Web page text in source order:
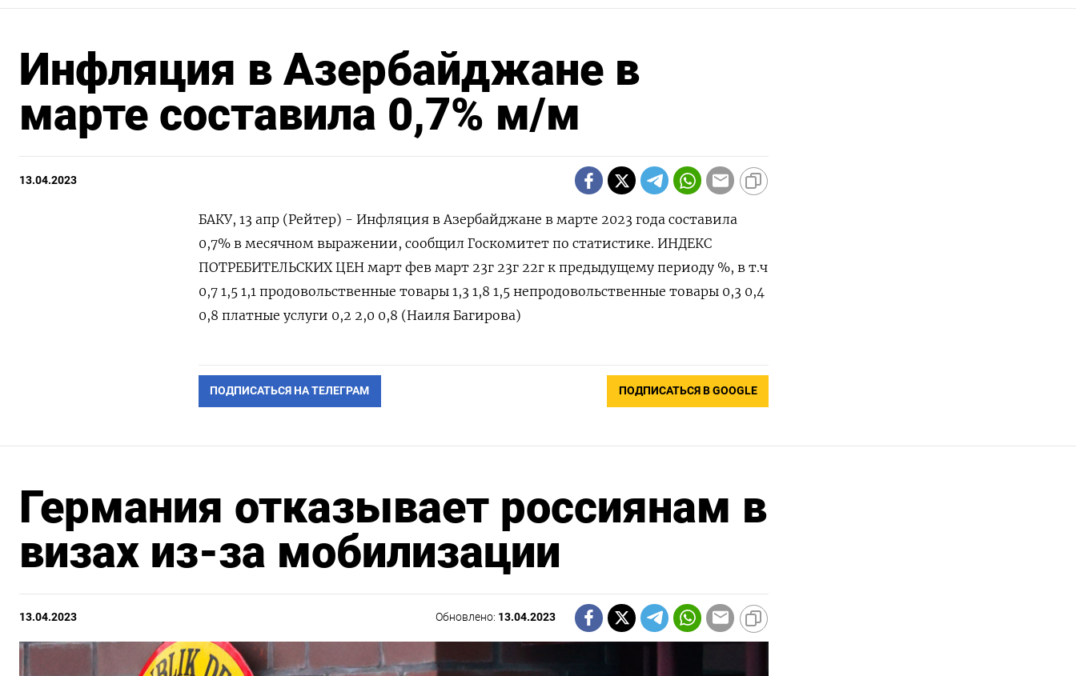
Инфляция в Азербайджане в
марте составила 0,7% м/м
13.04.2023
БАКУ, 13 апр (Рейтер) - Инфляция в Азербайджане в марте 2023 года составила
0,7% в месячном выражении, сообщил Госкомитет по статистике. ИНДЕКС
ПОТРЕБИТЕЛЬСКИХ ЦЕН март фев март 23г 23г 22г к предыдущему периоду %, в т.ч
0,7 1,5 1,1 продовольственные товары 1,3 1,8 1,5 непродовольственные товары 0,3 0,4
0,8 платные услуги 0,2 2,0 0,8 (Наиля Багирова)
ПОДПИСАТЬСЯ НА ТЕЛЕГРАМ ПОДПИСАТЬСЯ В GOOGLE
Германия отказывает россиянам в
визах из-за мобилизации
13.04.2023 Обновлено: 13.04.2023